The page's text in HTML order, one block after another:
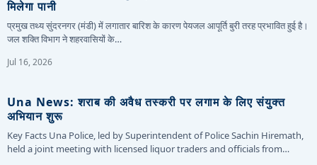
मिलेगा पानी
प्रमुख तथ्य सुंदरनगर (मंडी) में लगातार बारिश के कारण पेयजल आपूर्ति बुरी तरह प्रभावित हुई है।
जल शक्ति विभाग ने शहरवासियों के…
Jul 16, 2026
Una News: शराब की अवैध तस्करी पर लगाम के लिए संयुक्त
अभियान शुरू
Key Facts Una Police, led by Superintendent of Police Sachin Hiremath,
held a joint meeting with licensed liquor traders and officials from…